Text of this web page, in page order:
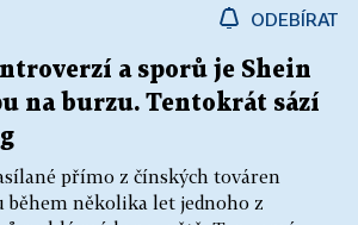
ODEBÍRAT
a sporů je Shein
na burzu. Tentokrát sází
přímo z čínských továren
během několika let jednoho z